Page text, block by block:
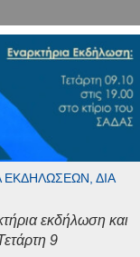
ΕΚΔΗΛΏΣΕΩΝ, ΔΙΆ
εκδήλωση και
9